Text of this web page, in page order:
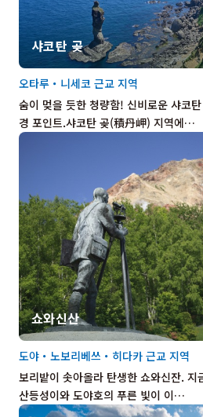
샤코탄 곶
숨이 멎을 듯한 청량함! 신비로운 샤코
경 포인트.샤코탄 곶(積丹岬) 지역에…
오타루・니세코 근교 지역
쇼와신산
보리밭이 솟아올라 탄생한 쇼와신잔. 지
산등성이와 도야호의 푸른 빛이 이…
도야・노보리베쓰・히다카 근교 지역